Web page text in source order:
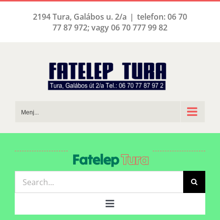
2194 Tura, Galábos u. 2/a | telefon: 06 70
77 87 972; vagy 06 70 777 99 82
Menj...
FatelepTura
Keresés...
Toggle